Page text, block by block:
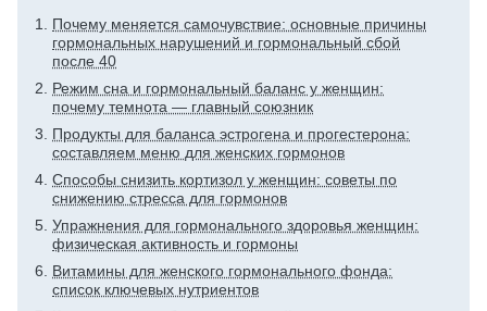
Почему меняется самочувствие: основные причины
гормональных нарушений и гормональный сбой
после 40
Режим сна и гормональный баланс у женщин:
почему темнота — главный союзник
Продукты для баланса эстрогена и прогестерона:
составляем меню для женских гормонов
Способы снизить кортизол у женщин: советы по
снижению стресса для гормонов
Упражнения для гормонального здоровья женщин:
физическая активность и гормоны
Витамины для женского гормонального фонда:
список ключевых нутриентов